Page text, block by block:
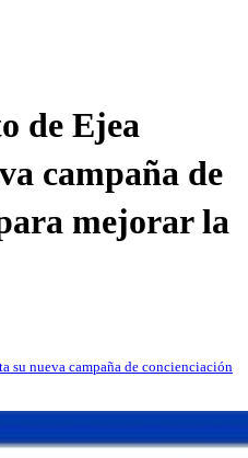
de Ejea
campaña de
mejorar la
su nueva campaña de concienciación